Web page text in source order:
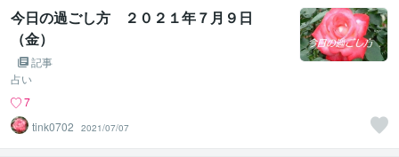
今日の過ごし方 ２０２１年７月９日
（金）
記事
占い
7
tink0702
2021/07/07